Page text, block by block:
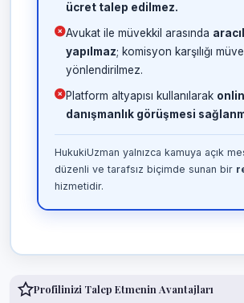
ücret talep edilmez.
Avukat ile müvekkil arasında
yapılmaz; komisyon karşılığı
yönlendirilmez.
Platform altyapısı kullanılarak
danışmanlık görüşmesi
HukukiUzman yalnızca kamuya açık
düzenli ve tarafsız biçimde sunan bir
hizmetidir.
Profilinizi Talep Etmenin Avantajları